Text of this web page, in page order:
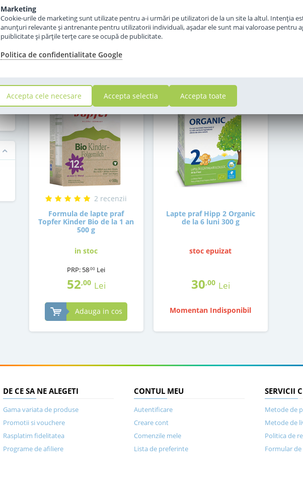
47 Lei
Adauga in cos
36 Lei
2 recenzii
Formula de lapte praf
Topfer Kinder Bio de la 1 an
500 g
in stoc
PRP: 58,00 Lei
52,00 Lei
Adauga in cos
Lapte praf Hipp 2 Organic
de la 6 luni 300 g
stoc epuizat
30,00 Lei
Momentan Indisponibil
DE CE SA NE ALEGETI
Gama variata de produse
Promotii si vouchere
Rasplatim fidelitatea
Programe de afiliere
CONTUL MEU
Autentificare
Creare cont
Comenzile mele
Lista de preferinte
SERVICII
Metode de
Metode de
Politica de
Formular
Marketing
Cookie-urile de marketing sunt utilizate pentru a-i urmări pe utilizatori de la un site la altul. Intenţia
anunţuri relevante şi antrenante pentru utilizatorii individuali, aşadar ele sunt mai valoroase pentru
puiblicitate şi părţile terţe care se ocupă de publicitate.
Politica de confidentialitate Google
Accepta cele necesare Accepta selectia Accepta toate